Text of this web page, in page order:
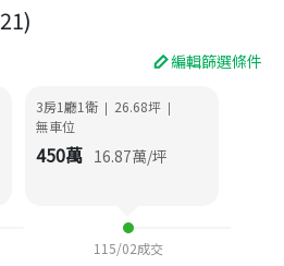
21)
編輯篩選條件
3房1廳1衛 | 26.68坪 |
無車位
450萬 16.87萬/坪
115/02成交